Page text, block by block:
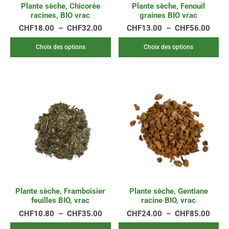
Plante sèche, Chicorée
racines, BIO vrac
CHF18.00 – CHF32.00
Choix des options
sur
la
page
du
produit
Plante sèche, Fenouil
graines BIO vrac
CHF13.00 – CHF56.00
Choix des options
sur
la
page
du
produit
Plante sèche, Framboisier
feuilles BIO, vrac
CHF10.80 – CHF35.00
CHF10.80
a
plusieurs
variations.
Les
options
peuvent
sur
la
page
Plante sèche, Gentiane
racine BIO, vrac
CHF24.00 – CHF85.00
a
plusieurs
variations.
Les
options
peuvent
sur
la
page